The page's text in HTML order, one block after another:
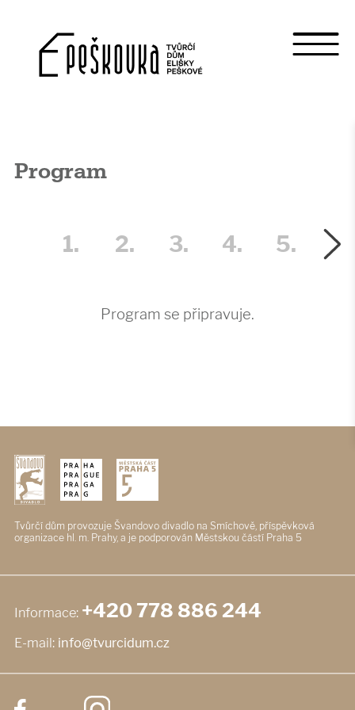
Program
1. 2. 3. 4. 5. 6.
Program se připravuje.
Tvůrčí dům provozuje Švandovo divadlo na Smíchově, příspěvková
organizace hl. m. Prahy, a je podporován Městskou částí Praha 5
Informace: +420 778 886 244
E-mail: info@tvurcidum.cz